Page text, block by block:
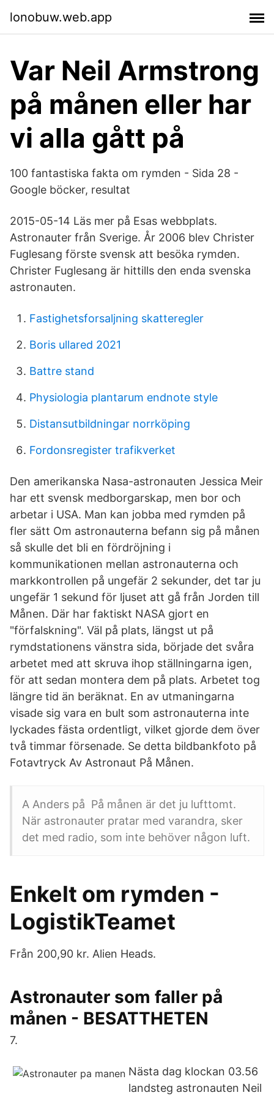
lonobuw.web.app
Var Neil Armstrong
på månen eller har
vi alla gått på
100 fantastiska fakta om rymden - Sida 28 -
Google böcker, resultat
2015-05-14 Läs mer på Esas webbplats.
Astronauter från Sverige. År 2006 blev Christer
Fuglesang förste svensk att besöka rymden.
Christer Fuglesang är hittills den enda svenska
astronauten.
Fastighetsforsaljning skatteregler
Boris ullared 2021
Battre stand
Physiologia plantarum endnote style
Distansutbildningar norrköping
Fordonsregister trafikverket
Den amerikanska Nasa-astronauten Jessica Meir
har ett svensk medborgarskap, men bor och
arbetar i USA. Man kan jobba med rymden på
fler sätt Om astronauterna befann sig på månen
så skulle det bli en fördröjning i
kommunikationen mellan astronauterna och
markkontrollen på ungefär 2 sekunder, det tar ju
ungefär 1 sekund för ljuset att gå från Jorden till
Månen. Där har faktiskt NASA gjort en
"förfalskning". Väl på plats, längst ut på
rymdstationens vänstra sida, började det svåra
arbetet med att skruva ihop ställningarna igen,
för att sedan montera dem på plats. Arbetet tog
längre tid än beräknat. En av utmaningarna
visade sig vara en bult som astronauterna inte
lyckades fästa ordentligt, vilket gjorde dem över
två timmar försenade. Se detta bildbankfoto på
Fotavtryck Av Astronaut På Månen.
A Anders på På månen är det ju lufttomt.
När astronauter pratar med varandra, sker
det med radio, som inte behöver någon luft.
Enkelt om rymden -
LogistikTeamet
Från 200,90 kr. Alien Heads.
Astronauter som faller på
månen - BESATTHETEN
7.
Nästa dag klockan 03.56
landsteg astronauten Neil